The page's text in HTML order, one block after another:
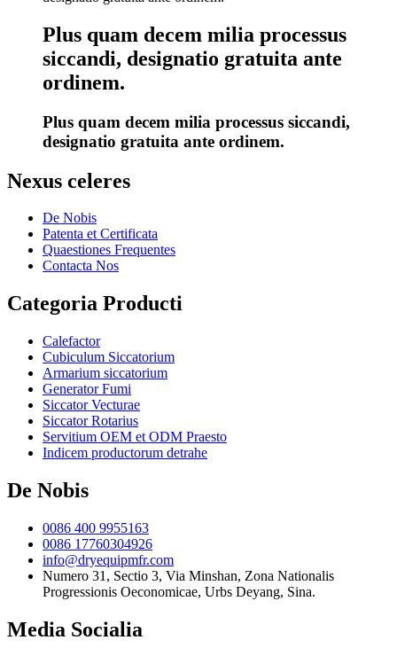
Plus quam decem milia processus
siccandi, designatio gratuita ante
ordinem.
Plus quam decem milia processus siccandi,
designatio gratuita ante ordinem.
Nexus celeres
De Nobis
Patenta et Certificata
Quaestiones Frequentes
Contacta Nos
Categoria Producti
Calefactor
Cubiculum Siccatorium
Armarium siccatorium
Generator Fumi
Siccator Vecturae
Siccator Rotarius
Servitium OEM et ODM Praesto
Indicem productorum detrahe
De Nobis
0086 400 9955163
0086 17760304926
info@dryequipmfr.com
Numero 31, Sectio 3, Via Minshan, Zona Nationalis
Progressionis Oeconomicae, Urbs Deyang, Sina.
Media Socialia